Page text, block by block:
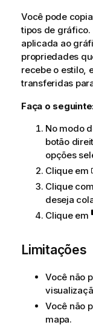
Você pode
tipos de gráfico.
aplicada ao
propriedades
recebe o estilo,
transferidas
Faça o
No modo
botão
opções
Clique em
Clique
deseja
Clique em
Limitações
Você não
Você não
mapa.